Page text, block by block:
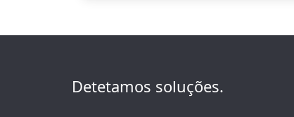
Detetamos soluções.